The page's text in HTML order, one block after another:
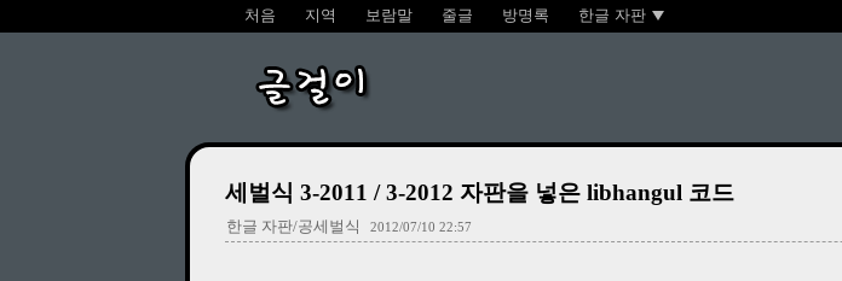
처음 지역 보람말 줄글 방명록 한글 자판
글걸이
세벌식 3-2011 / 3-2012 자판을 넣은 libhangul 코드
한글 자판/공세벌식 2012/07/10 22:57